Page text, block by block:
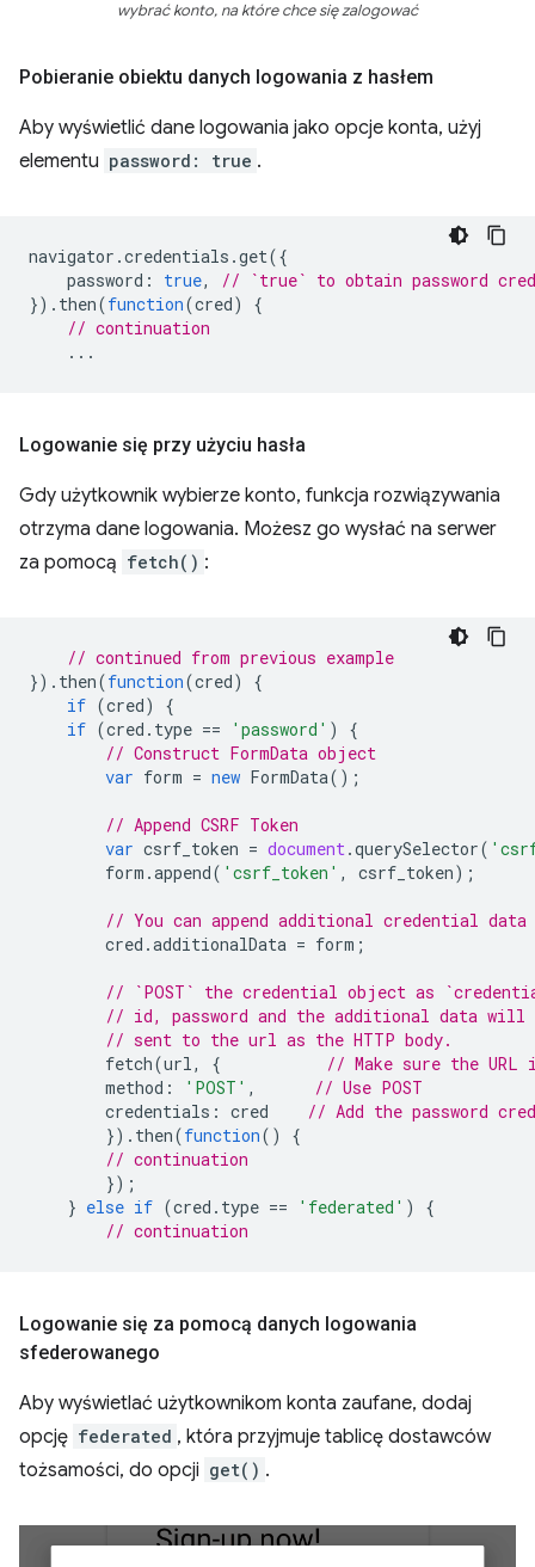
wybrać konto, na które chce się zalogować
Pobieranie obiektu danych logowania z hasłem
Aby wyświetlić dane logowania jako opcje konta, użyj
elementu password: true .
navigator .credentials .get({
password : true,
// `true` to obtain password
}). then(function(cred)
{
// continuation
...
Logowanie się przy użyciu hasła
Gdy użytkownik wybierze konto, funkcja rozwiązywania
otrzyma dane logowania. Możesz go wysłać na serwer
za pomocą fetch() :
// continued from previous example
}). then(function(cred)
{
if (cred)
{
if (cred . type == 'password' )
{
// Construct FormData object
var form = new FormData();
// Append CSRF Token
var csrf_token = document.querySelector(
form .append( 'csrf_token' , csrf_token);
// You can append additional credential
cred .additionalData = form ;
// `POST` the credential object as
// id, password and the additional data will
// sent to the url as the HTTP body.
fetch(url, {
// Make sure the URL
method : 'POST' ,
// Use POST
credentials : cred
// Add the password
}). then(function()
{
// continuation
});
} else if (cred . type == 'federated' )
{
// continuation
Logowanie się za pomocą danych logowania
sfederowanego
Aby wyświetlać użytkownikom konta zaufane, dodaj
opcję federated , która przyjmuje tablicę dostawców
tożsamości, do opcji get() .